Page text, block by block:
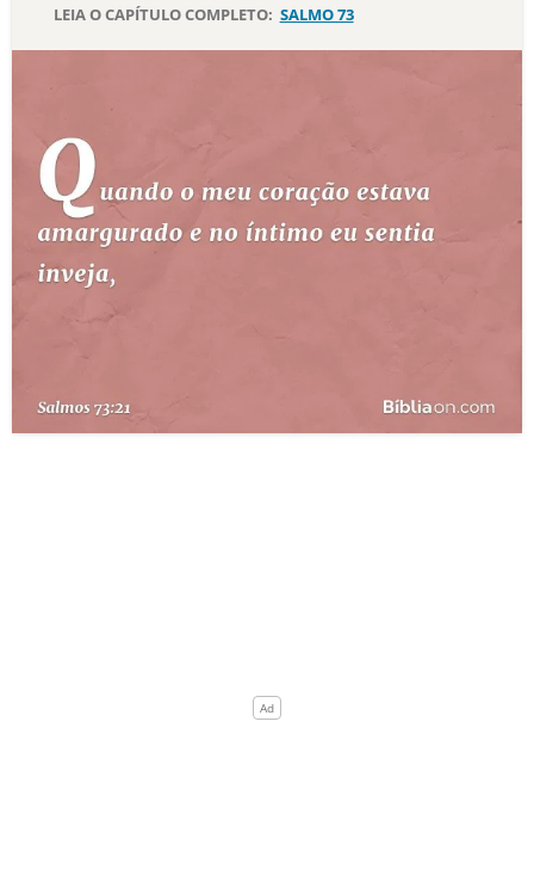
10 MANDAMENTOS
ESTUDOS BÍBLICOS
ESBOÇOS DE PREGAÇÃO
PERGUNTE À BÍBLIA
LEIA O CAPÍTULO COMPLETO: SALMO 73